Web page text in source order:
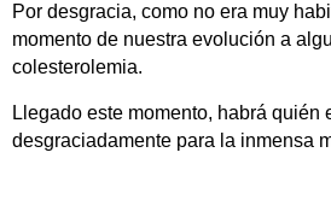
Por desgracia, como no era muy
momento de nuestra evolución a
colesterolemia.
Llegado este momento, habrá
desgraciadamente para la inmensa